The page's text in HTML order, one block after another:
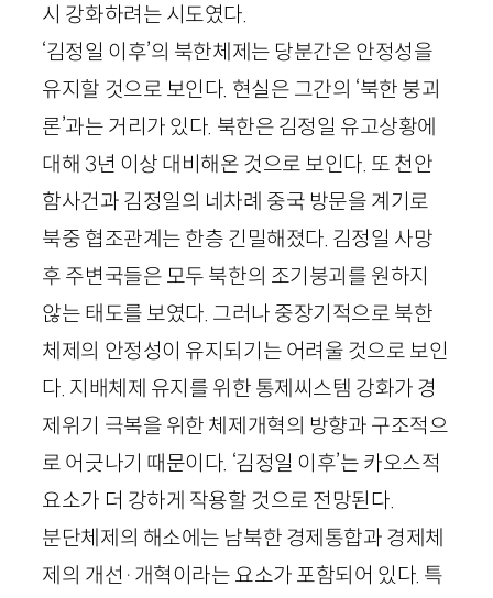
시 강화하려는 시도였다.
‘김정일 이후’의 북한체제는 당분간은 안정성을
유지할 것으로 보인다. 현실은 그간의 ‘북한 붕괴
론’과는 거리가 있다. 북한은 김정일 유고상황에
대해 3년 이상 대비해온 것으로 보인다. 또 천안
함사건과 김정일의 네차례 중국 방문을 계기로
북중 협조관계는 한층 긴밀해졌다. 김정일 사망
후 주변국들은 모두 북한의 조기붕괴를 원하지
않는 태도를 보였다. 그러나 중장기적으로 북한
체제의 안정성이 유지되기는 어려울 것으로 보인
다. 지배체제 유지를 위한 통제씨스템 강화가 경
제위기 극복을 위한 체제개혁의 방향과 구조적으
로 어긋나기 때문이다. ‘김정일 이후’는 카오스적
요소가 더 강하게 작용할 것으로 전망된다.
분단체제의 해소에는 남북한 경제통합과 경제체
제의 개선·개혁이라는 요소가 포함되어 있다. 특